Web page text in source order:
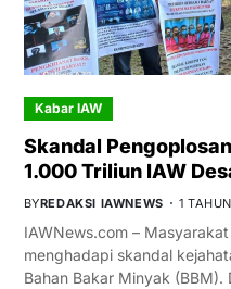
Kabar IAW
Skandal
1.000 Triliun IAW
BYREDAKSI IAWNEWS 1
IAWNews.com –
menghadapi skandal
Bahan Bakar Minyak